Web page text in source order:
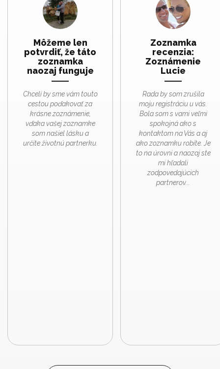
Môžeme len
potvrdiť, že táto
zoznamka
naozaj funguje
Chceli by sme vám touto
cestou poďakovať za
krásne zoznámenie,
vďaka vašej zoznamke
som našiel lásku a
určite životnú partnerku.
Zoznamka
recenzia:
Zoznámenie
Lucie
Rada by som zrušila
moju registráciu u vás.
Bola som s vami veľmi
spokojná ako s
kontaktom na Vás a aj
ako zoznamku robíte. Je
to na úrovni a naozaj ste
mi hľadali
zodpovedajúcich
partnerov...